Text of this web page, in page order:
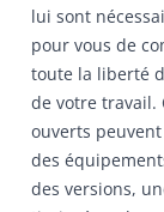
lui sont
pour vous de
toute la liberté
de votre travail.
ouverts
des
des versions,